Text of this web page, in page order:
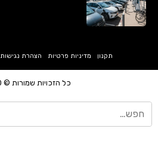
כל הזכויות שמורות © ev360
תקנון מדיניות פרטיות הצהרת נגישות